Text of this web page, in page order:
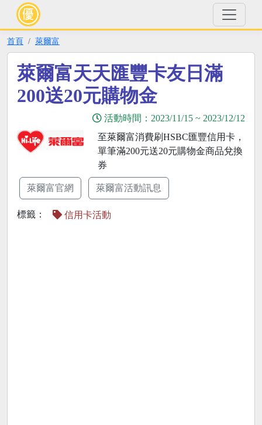
首頁 萊爾富
萊爾富天天匯豐卡友日滿
200送20元購物金
活動時間： 2023/11/15 ~ 2023/12/12
至萊爾富消費刷HSBC匯豐信用卡，
單筆滿200元送20元購物金商品兌換
券
萊爾富官網 萊爾富活動訊息
標籤： 信用卡活動